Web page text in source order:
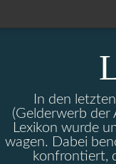
In den
(Gelderwerb der
Lexikon wurde
wagen. Dabei
konfrontiert,